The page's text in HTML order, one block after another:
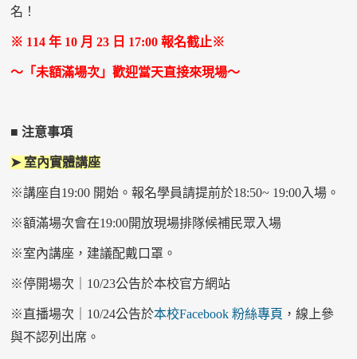
名！
※ 114 年 10 月 23 日 17:00 報名截止※
～「未額滿場次」歡迎當天直接來現場～
■ 注意事項
➤ 室內實體講座
※講座自19:00 開始。報名學員請提前於18:50~ 19:00入場。
※額滿場次會在19:00開放現場排隊候補民眾入場
※室內講座，建議配戴口罩。
※停開場次｜ 10/23公告於本校官方網站
※直播場次｜ 10/24公告於本校Facebook粉絲專頁 ，線上參
與不認列出席。